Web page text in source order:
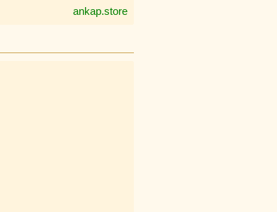
ankap.store